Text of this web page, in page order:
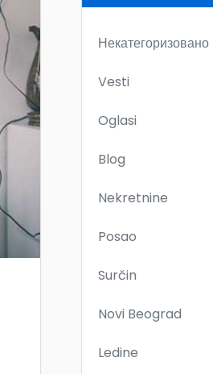
Некатегоризовано
Vesti
Oglasi
Blog
Nekretnine
Posao
Surčin
Novi Beograd
Ledine